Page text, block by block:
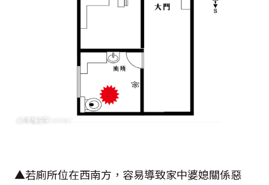
▲若廁所位在西南方，容易導致家中婆媳關係惡